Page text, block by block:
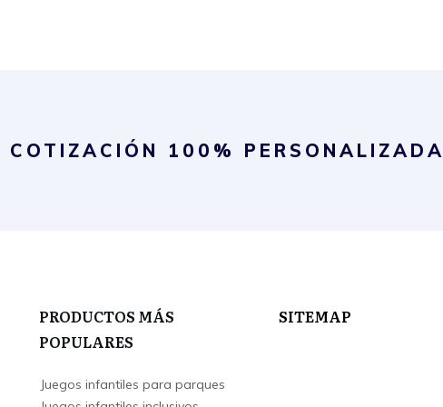
COTIZACIÓN 100% PERSONALIZADA
PRODUCTOS MÁS
POPULARES
Juegos infantiles para parques
SITEMAP